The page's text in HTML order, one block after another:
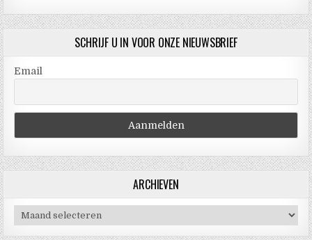
SCHRIJF U IN VOOR ONZE NIEUWSBRIEF
Email
ARCHIEVEN
Archieven